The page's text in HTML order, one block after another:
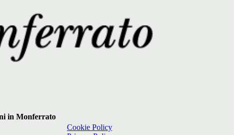
in Monferrato
Cookie Policy